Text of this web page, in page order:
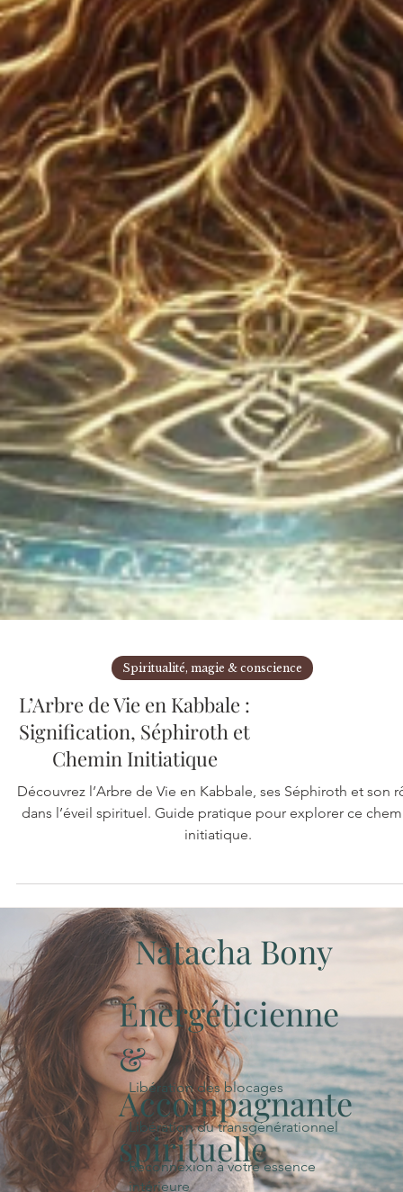
Spiritualité, magie & conscience
L’Arbre de Vie en Kabbale :
Signification, Séphiroth et
Chemin Initiatique
Découvrez l’Arbre de Vie en Kabbale, ses Séphiroth et son
dans l’éveil spirituel. Guide pratique pour explorer ce
Natacha Bony
Énergéticienne
&
Accompagnante
Libération des blocages
Libération du transgénérationnel